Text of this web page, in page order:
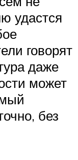
удастся
говорят
даже
может
без